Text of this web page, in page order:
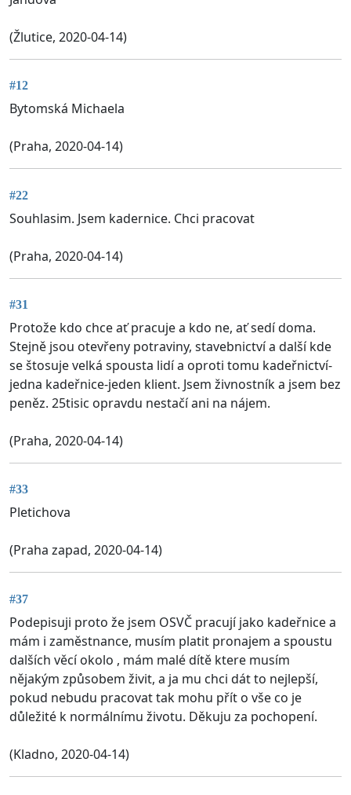
(Žlutice, 2020-04-14)
#12
Bytomská Michaela
(Praha, 2020-04-14)
#22
Souhlasim. Jsem kadernice. Chci pracovat
(Praha, 2020-04-14)
#31
Protože kdo chce ať pracuje a kdo ne, ať sedí doma.
Stejně jsou otevřeny potraviny, stavebnictví a další kde
se štosuje velká spousta lidí a oproti tomu kadeřnictví-
jedna kadeřnice-jeden klient. Jsem živnostník a jsem bez
peněz. 25tisic opravdu nestačí ani na nájem.
(Praha, 2020-04-14)
#33
Pletichova
(Praha zapad, 2020-04-14)
#37
Podepisuji proto že jsem OSVČ pracují jako kadeřnice a
mám i zaměstnance, musím platit pronajem a spoustu
dalších věcí okolo , mám malé dítě ktere musím
nějakým způsobem živit, a ja mu chci dát to nejlepší,
pokud nebudu pracovat tak mohu přít o vše co je
důležité k normálnímu životu. Děkuju za pochopení.
(Kladno, 2020-04-14)